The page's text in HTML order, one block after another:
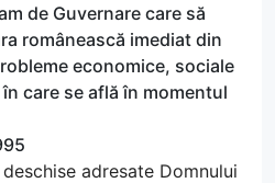
de Guvernare care să
românească imediat din
economice, sociale
care se află în momentul
adresate Domnului